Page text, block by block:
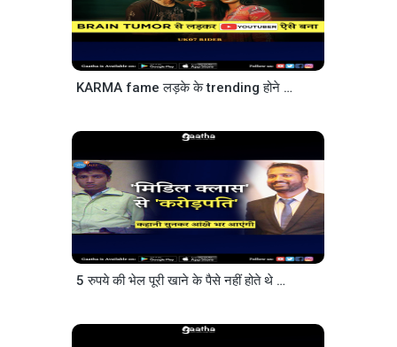
KARMA fame लड़के के trending होने तक की Untold Story @The UK07 Rider Josh Talks Hindi
5 रुपये की भेल पूरी खाने के पैसे नहीं होते थे Rags To Riches Ganesh Varahade Josh Talks Hindi